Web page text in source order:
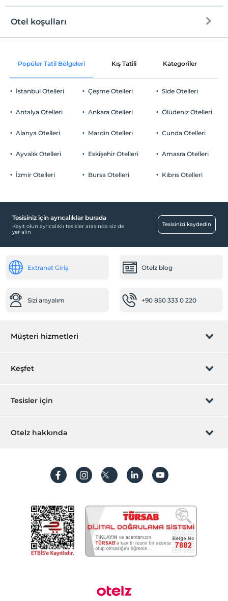
Ortak alanlar ve tüm odalar
Otopark
Ücretsiz Halka Açık Otopark
Yiyecek & İçecek
24 saat açık resepsiyon
Günlük temizlik hizmeti
Hastaneye kolay ulaşım (15 dakika)
Toplantı odası
Odalar
Ara kapılı odalar
Diğer
Klima
Otel koşulları
Check/in
Check/out
En geç saat 10:00 ve öncesi
Evcil Hayvan
2 yaşına kadar olan bebekler ücretsizdir.
Popüler Tatil Bölgeleri Kış Tatili Kategoriler
İstanbul Otelleri
Antalya Otelleri
Alanya Otelleri
Ayvalık Otelleri
İzmir Otelleri
Çeşme Otelleri
Ankara Otelleri
Mardin Otelleri
Eskişehir Otelleri
Bursa Otelleri
Side Otelleri
Ölüdeniz Otelleri
Cunda Otelleri
Amasra Otelleri
Kıbrıs Otelleri
Tesisiniz için ayrıcalıklar burada
Kayıt olun ayrıcalıklı tesisler arasında siz de
yer alın
Tesisinizi kaydedin
Extranet Giriş Otelz blog
Sizi arayalım +90 850 333 0 220
Müşteri hizmetleri
Rezervasyon yönet
Sıkça sorulan sorular
İşlem rehberi
Keşfet
Hediye Kart
Hesap oluştur
Tesisler için
Hemen tesisinizi ekleyin
Otelz hakkında
Koşullar ve şartlar
Aydınlatma metni